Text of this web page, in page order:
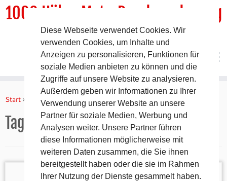
Inhalt
1000 HöhenMeterRundwanderweg
DER Rundwanderweg um Pommelsbrunn
Start » Konzentration im Unterricht
Tag: Konzentration im Unterricht
Diese Webseite verwendet Cookies. Wir
verwenden Cookies, um Inhalte und
Anzeigen zu personalisieren, Funktionen für
soziale Medien anbieten zu können und die
Zugriffe auf unsere Website zu analysieren.
Außerdem geben wir Informationen zu Ihrer
Verwendung unserer Website an unsere
Partner für soziale Medien, Werbung und
Analysen weiter. Unsere Partner führen
diese Informationen möglicherweise mit
weiteren Daten zusammen, die Sie ihnen
bereitgestellt haben oder die sie im Rahmen
Ihrer Nutzung der Dienste gesammelt haben.